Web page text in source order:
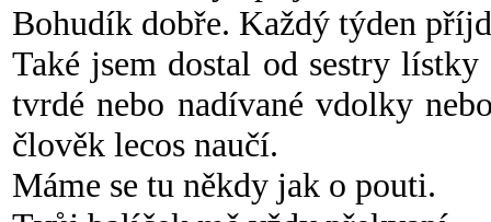
Bohudík dobře. Každý týden
Také jsem dostal od sestry
tvrdé nebo nadívané vdolky
člověk lecos naučí.
Máme se tu někdy jak o pouti.